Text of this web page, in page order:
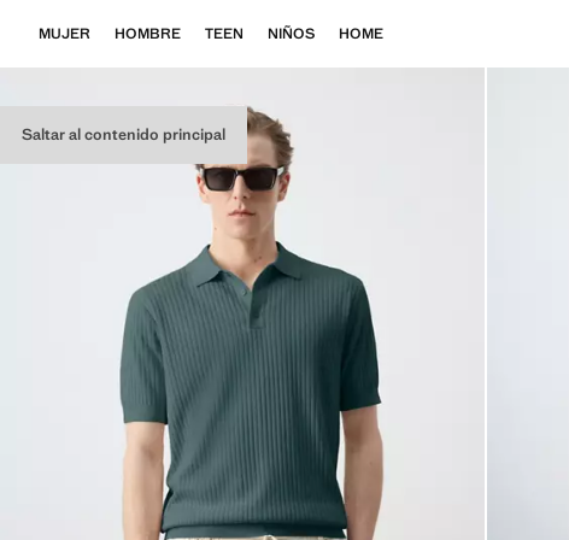
Saltar al contenido principal
MUJER HOMBRE TEEN NIÑOS HOME